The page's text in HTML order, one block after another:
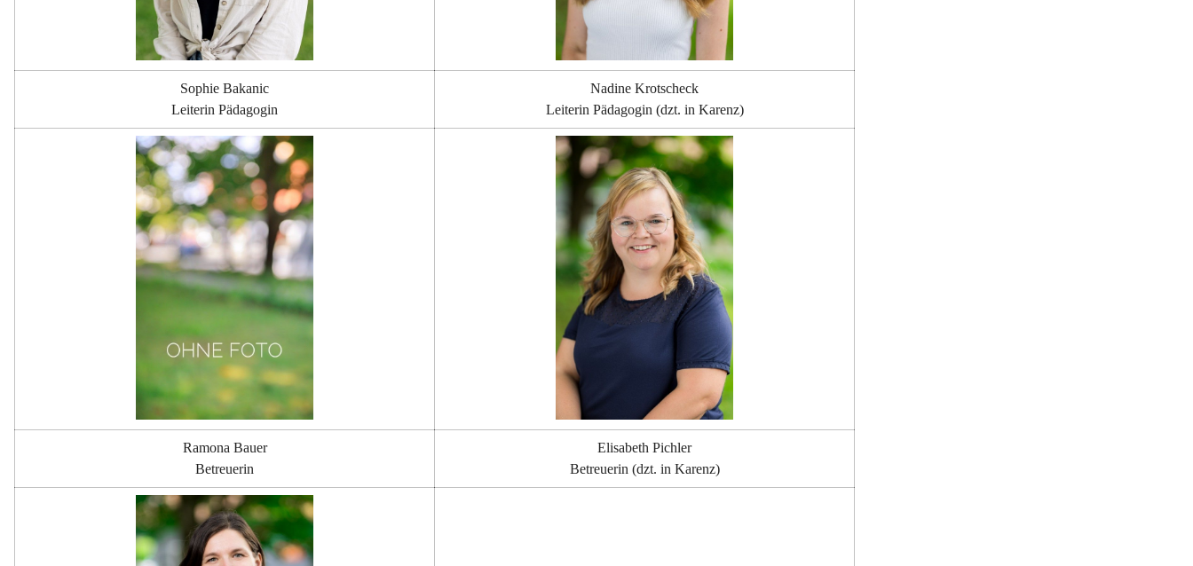
Sophie Bakanic
Leiterin Pädagogin
Nadine Krotscheck
Leiterin Pädagogin (dzt. in Karenz)
Ramona Bauer
Betreuerin
Elisabeth Pichler
Betreuerin (dzt. in Karenz)